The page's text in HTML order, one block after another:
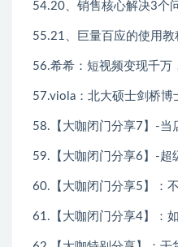
54.20、销售核心解决3个
55.21、巨量百应的使用
56.希希：短视频变现千万
57.viola：北大硕士剑桥博
58.【大咖闭门分享7】-当
59.【大咖闭门分享6】-超
60.【大咖闭门分享5】：
61.【大咖闭门分享4】：